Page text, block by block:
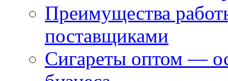
Преимущества
поставщиками
Сигареты оптом —